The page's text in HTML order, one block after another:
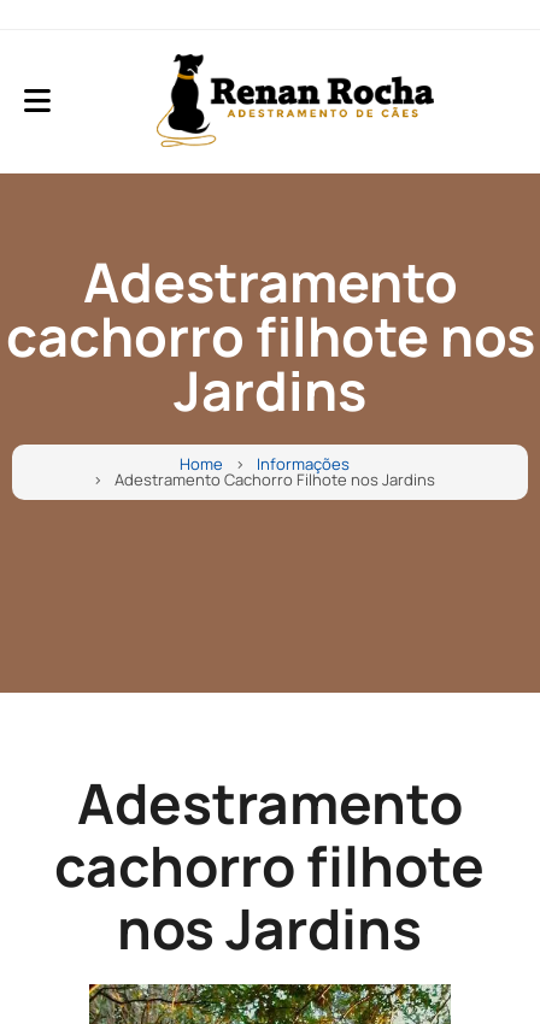
Adestramento
cachorro filhote nos
Jardins
Home Informações
Adestramento Cachorro Filhote nos Jardins
Adestramento
cachorro filhote
nos Jardins